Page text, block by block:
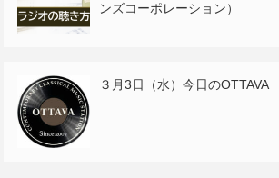
ンズコーポレーション）
３月3日（水）今日のOTTAVA